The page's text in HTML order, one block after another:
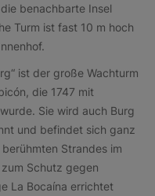
benachbarte Insel
Turm ist fast 10 m hoch
Innenhof.
ist der große Wachturm
die 1747 mit
Sie wird auch Burg
und befindet sich ganz
Strandes im
Schutz gegen
La Bocaína errichtet